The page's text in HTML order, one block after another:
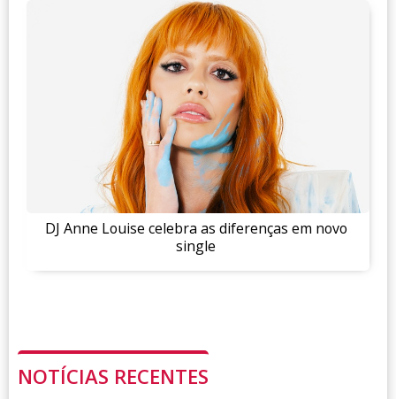
DJ Anne Louise celebra as diferenças em novo
single
NOTÍCIAS RECENTES